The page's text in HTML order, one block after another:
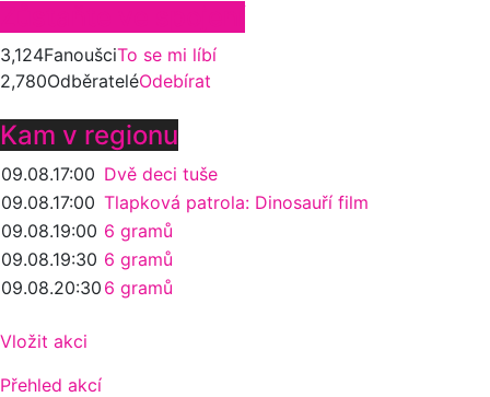
3,124FanoušciTo se mi líbí
2,780OdběrateléOdebírat
Kam v regionu
09.08.17:00 Dvě deci tuše
09.08.17:00 Tlapková patrola: Dinosauří film
09.08.19:00 6 gramů
09.08.19:30 6 gramů
09.08.20:30 6 gramů
Vložit akci
Přehled akcí